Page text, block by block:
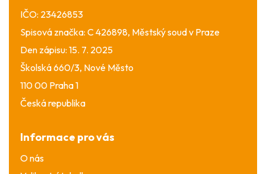
IČO: 23426853
Spisová značka: C 426898, Městský soud v Praze
Den zápisu: 15. 7. 2025
Školská 660/3, Nové Město
110 00 Praha 1
Česká republika
Informace pro vás
O nás